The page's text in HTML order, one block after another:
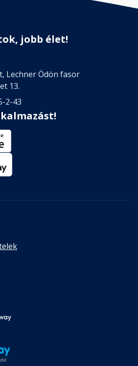
jobb élet!
Lechner Ödön fasor
13.
2-43